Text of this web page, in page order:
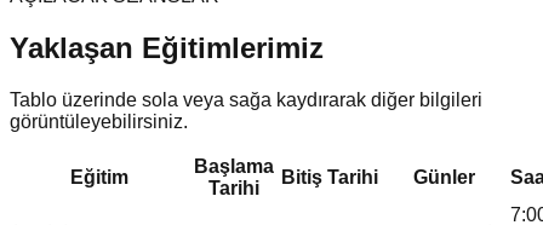
Yaklaşan Eğitimlerimiz
Tablo üzerinde sola veya sağa kaydırarak diğer bilgileri
görüntüleyebilirsiniz.
Eğitim
Başlama
Tarihi
Bitiş Tarihi Günler